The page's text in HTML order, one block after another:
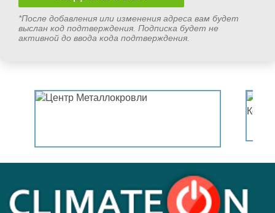
*После добавления или изменения адреса вам будет
выслан код подтверждения. Подписка будет не
активной до ввода кода подтверждения.